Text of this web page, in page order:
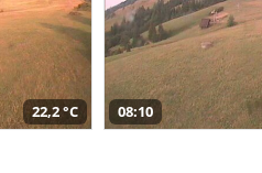
22,2 °C 08:10